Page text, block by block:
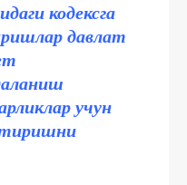
кодексга
давлат
учун